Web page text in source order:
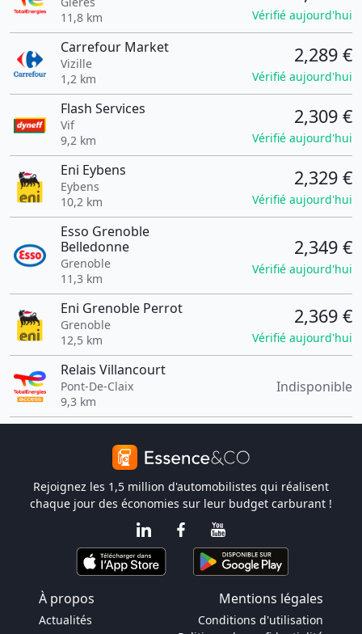
11,8 km
Vérifié aujourd'hui
Carrefour Market
Vizille
1,2 km
2,289 €
Vérifié aujourd'hui
Flash Services
Vif
9,2 km
2,309 €
Vérifié aujourd'hui
Eni Eybens
Eybens
10,2 km
2,329 €
Vérifié aujourd'hui
Esso Grenoble
Belledonne
Grenoble
11,3 km
2,349 €
Vérifié aujourd'hui
Eni Grenoble Perrot
Grenoble
12,5 km
2,369 €
Vérifié aujourd'hui
Relais Villancourt
Pont-De-Claix
9,3 km
Indisponible
Rejoignez les 1,5 million d'automobilistes qui réalisent
chaque jour des économies sur leur budget carburant !
À propos Mentions légales
Actualités
Conditions d'utilisation